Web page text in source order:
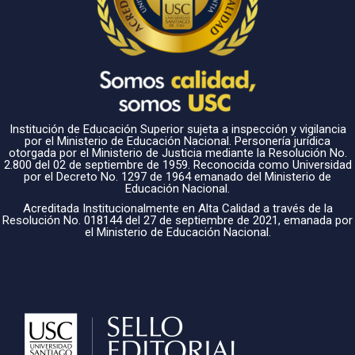
Institución de Educación Superior sujeta a inspección y vigilancia
por el Ministerio de Educación Nacional. Personería jurídica
otorgada por el Ministerio de Justicia mediante la Resolución No.
2.800 del 02 de septiembre de 1959. Reconocida como Universidad
por el Decreto No. 1297 de 1964 emanado del Ministerio de
Educación Nacional.
Acreditada Institucionalmente en Alta Calidad a través de la
Resolución No. 018144 del 27 de septiembre de 2021, emanada por
el Ministerio de Educación Nacional.